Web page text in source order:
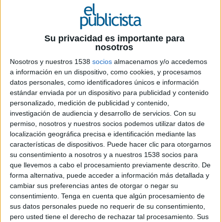
Su privacidad es importante para
nosotros
Nosotros y nuestros 1538 socios almacenamos y/o accedemos
a información en un dispositivo, como cookies, y procesamos
datos personales, como identificadores únicos e información
estándar enviada por un dispositivo para publicidad y contenido
personalizado, medición de publicidad y contenido,
investigación de audiencia y desarrollo de servicios. Con su
permiso, nosotros y nuestros socios podemos utilizar datos de
localización geográfica precisa e identificación mediante las
características de dispositivos. Puede hacer clic para otorgarnos
su consentimiento a nosotros y a nuestros 1538 socios para
que llevemos a cabo el procesamiento previamente descrito. De
forma alternativa, puede acceder a información más detallada y
cambiar sus preferencias antes de otorgar o negar su
consentimiento. Tenga en cuenta que algún procesamiento de
sus datos personales puede no requerir de su consentimiento,
pero usted tiene el derecho de rechazar tal procesamiento. Sus
El gran premio ha quedado desierto, pero ha sido
la sección del certamen donde se han otorgado
El jurado ha repartido un total de 45 trofeos, en concreto 9 oros, 15 platas y 21
bronces.
Ver palmarés en fichero adjunto.
IMPRIMIR
TWEET
SHARE